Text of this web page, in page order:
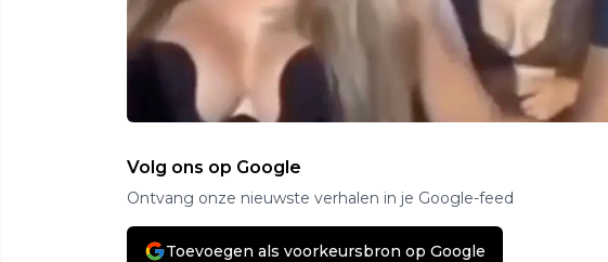
Volg ons op Google
Ontvang onze nieuwste verhalen in je Google-feed
Toevoegen als voorkeursbron op Google